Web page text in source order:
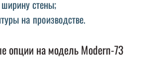
стены;
на производстве.
опции на модель Modern-73